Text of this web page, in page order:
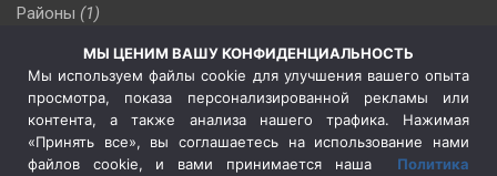
Районы (1)
(510)
Сельское хозяйство (3)
Социальная политика
(3)
Спецоперация в Украине
Спецоперация на Украине
(404)
МЫ ЦЕНИМ ВАШУ КОНФИДЕНЦИАЛЬНОСТЬ
Мы используем файлы cookie для улучшения вашего опыта
просмотра, показа персонализированной рекламы или
контента, а также анализа нашего трафика. Нажимая
«Принять все», вы соглашаетесь на использование нами
файлов cookie, и вами принимается наша Политика